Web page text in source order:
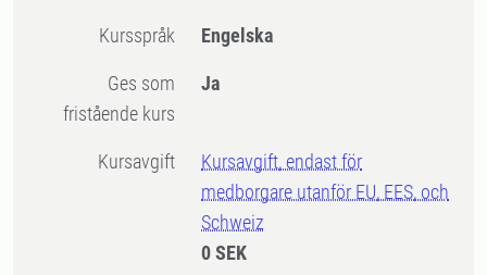
Kursspråk Engelska
Ges som
fristående kurs
Ja
Kursavgift
Kursavgift, endast för
medborgare utanför EU, EES, och
Schweiz
0 SEK